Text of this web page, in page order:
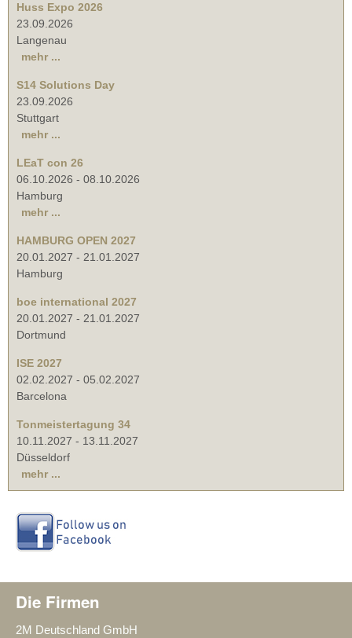
Huss Expo 2026
23.09.2026
Langenau
mehr ...
S14 Solutions Day
23.09.2026
Stuttgart
mehr ...
LEaT con 26
06.10.2026 - 08.10.2026
Hamburg
mehr ...
HAMBURG OPEN 2027
20.01.2027 - 21.01.2027
Hamburg
boe international 2027
20.01.2027 - 21.01.2027
Dortmund
ISE 2027
02.02.2027 - 05.02.2027
Barcelona
Tonmeistertagung 34
10.11.2027 - 13.11.2027
Düsseldorf
mehr ...
Die Firmen
2M Deutschland GmbH